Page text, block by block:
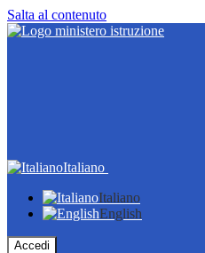
Salta al contenuto
Italiano
Italiano
English
Accedi